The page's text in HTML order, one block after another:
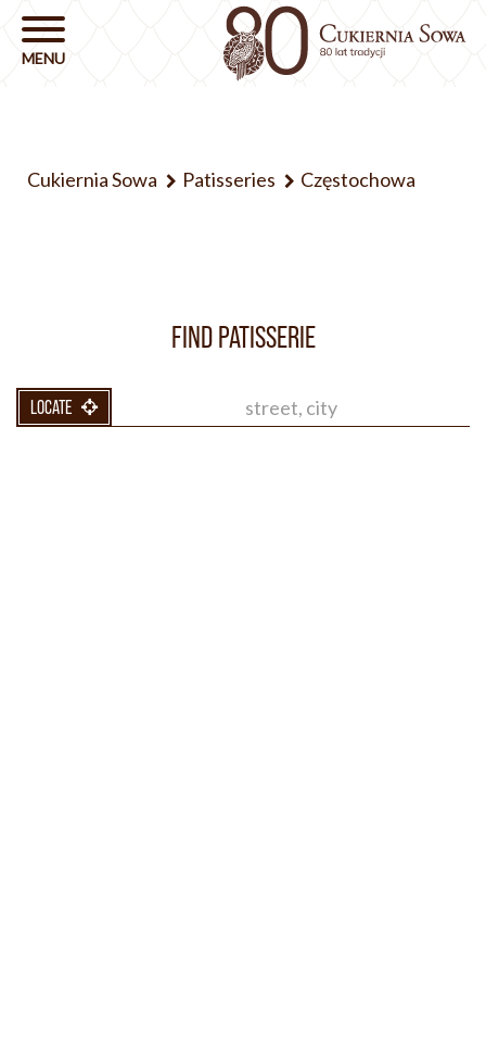
Cukiernia Sowa Patisseries Częstochowa
FIND PATISSERIE
LOCATE